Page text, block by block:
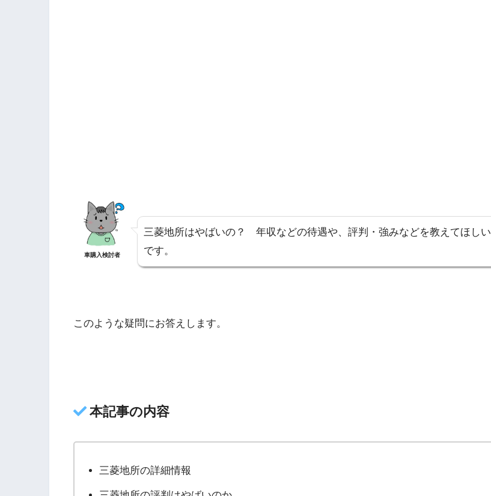
車購入検討者
三菱地所はやばいの？ 年収などの待遇や、評判・強みなどを教えてほしい
です。
このような疑問にお答えします。
本記事の内容
三菱地所の詳細情報